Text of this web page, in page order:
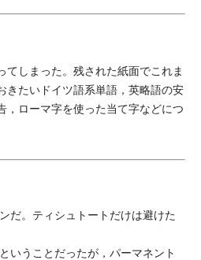
しまった。残された紙面でこれま
きたいドイツ語系単語，英略語の安
，ローマ字を使った当て字などにつ
だ。ティシュトートだけは避けた
いうことだったが，パーマネント